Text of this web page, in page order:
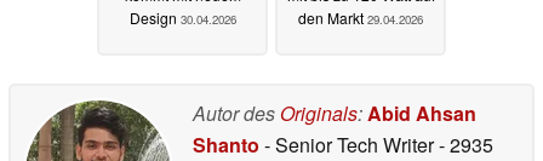
Design 30.04.2026
den Markt 29.04.2026
Autor des Originals:Abid Ahsan
Shanto - Senior Tech Writer- 2935